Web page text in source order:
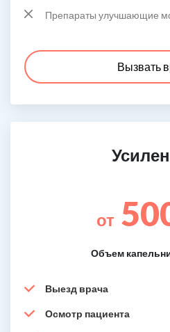
Препараты улучшающие
Вызвать
от
Объем
Выезд врача
Осмотр пациента